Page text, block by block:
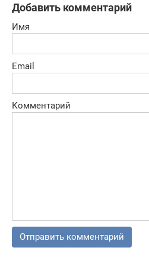
Добавить комментарий
Имя
Email
Комментарий